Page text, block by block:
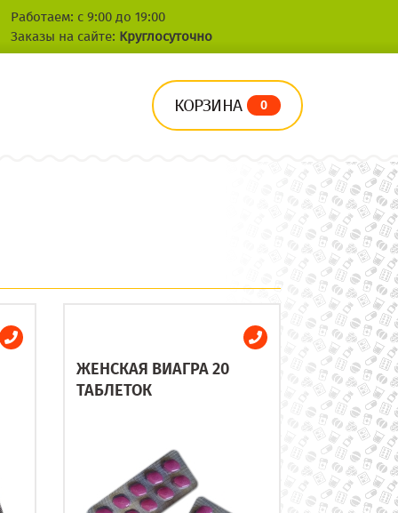
Работаем: с 9:00 до 19:00
Заказы на сайте: Круглосуточно
КОРЗИНА 0
ЖЕНСКАЯ ВИАГРА 20
ТАБЛЕТОК